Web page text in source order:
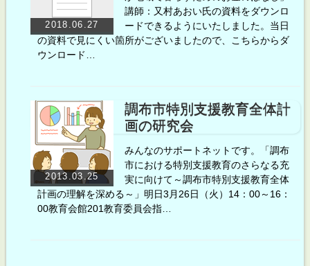
2018.06.27
講師：又村あおい氏の資料をダウンロ
ードできるようにいたしました。当日
の資料で見にくい箇所がございましたので、こちらからダ
ウンロード…
2013.03.25
調布市特別支援教育全体計
画の研究会
みんなのサポートネットです。「調布
市における特別支援教育のさらなる充
実に向けて～調布市特別支援教育全体
計画の理解を深める～」明日3月26日（火）14：00～16：
00教育会館201教育委員会指…